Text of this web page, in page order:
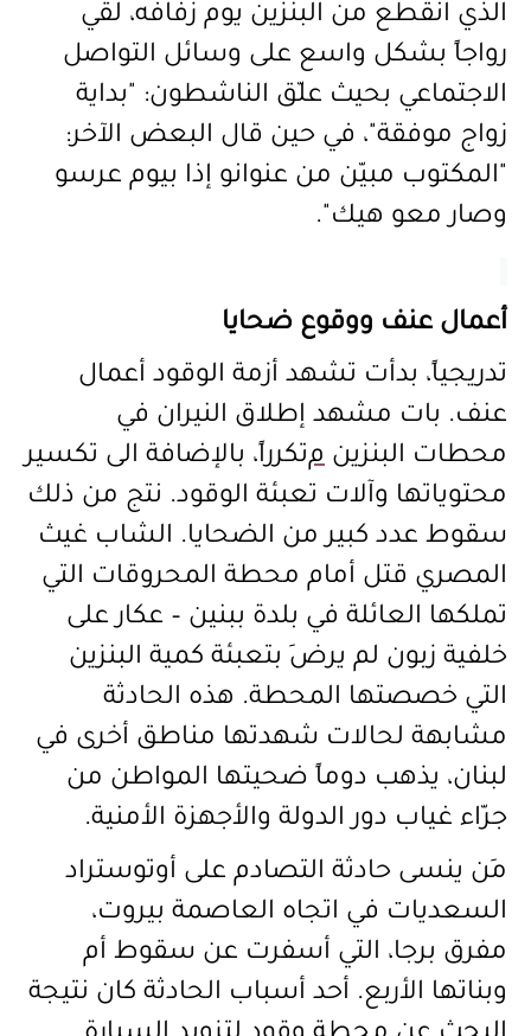
الذي انقطع من البنزين يوم زفافه، لقي
رواجاً بشكل واسع على وسائل التواصل
الاجتماعي بحيث علّق الناشطون: "بداية
زواج موفقة"، في حين قال البعض الآخر:
"المكتوب مبيّن من عنوانو إذا بيوم عرسو
وصار معو هيك".
أعمال عنف ووقوع ضحايا
تدريجياً، بدأت تشهد أزمة الوقود أعمال
عنف. بات مشهد إطلاق النيران في
محطات البنزين متكرراً، بالإضافة الى تكسير
محتوياتها وآلات تعبئة الوقود. نتج من ذلك
سقوط عدد كبير من الضحايا. الشاب غيث
المصري قتل أمام محطة المحروقات التي
تملكها العائلة في بلدة ببنين – عكار على
خلفية زبون لم يرضَ بتعبئة كمية البنزين
التي خصصتها المحطة. هذه الحادثة
مشابهة لحالات شهدتها مناطق أخرى في
لبنان، يذهب دوماً ضحيتها المواطن من
جرّاء غياب دور الدولة والأجهزة الأمنية.
مَن ينسى حادثة التصادم على أوتوستراد
السعديات في اتجاه العاصمة بيروت،
مفرق برجا، التي أسفرت عن سقوط أم
وبناتها الأربع. أحد أسباب الحادثة كان نتيجة